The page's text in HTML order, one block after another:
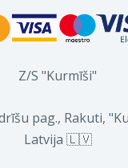
Z/S "Kurmīši"
pag., Rakuti,
Latvija 🇱🇻